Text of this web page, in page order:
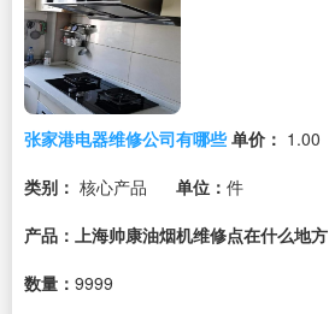
张家港电器维修公司有哪些 单价： 1.00
类别： 核心产品 单位： 件
产品：上海帅康油烟机维修点在什么地方
数量： 9999